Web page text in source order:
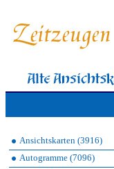
Ansichtskarten (3916)
Autogramme (7096)